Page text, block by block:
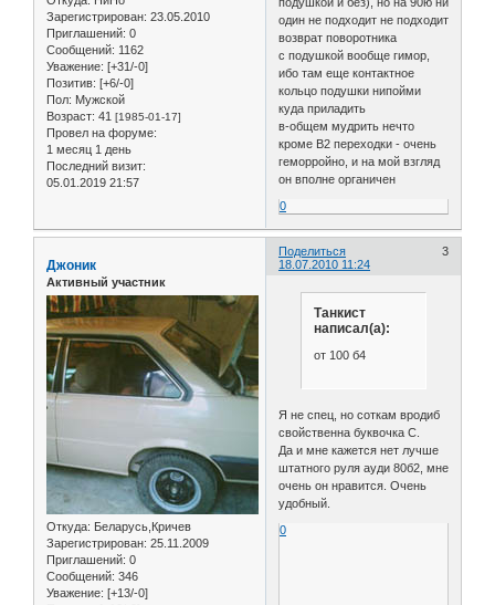
Зарегистрирован: 23.05.2010
Приглашений: 0
Сообщений: 1162
Уважение: [+31/-0]
Позитив: [+6/-0]
Пол: Мужской
Возраст: 41 [1985-01-17]
Провел на форуме:
1 месяц 1 день
Последний визит:
05.01.2019 21:57
один не подходит не подходит
возврат поворотника
с подушкой вообще гимор,
ибо там еще контактное
кольцо подушки нипойми
куда приладить
в-общем мудрить нечто
кроме В2 переходки - очень
геморройно, и на мой взгляд
он вполне органичен
0
Поделиться
3
18.07.2010 11:24
Джоник
Активный участник
Откуда: Беларусь,Кричев
Зарегистрирован: 25.11.2009
Приглашений: 0
Сообщений: 346
Уважение: [+13/-0]
Танкист
написал(а):
от 100 б4
Я не спец, но соткам вродиб
свойственна буквочка С.
Да и мне кажется нет лучше
штатного руля ауди 80б2, мне
очень он нравится. Очень
удобный.
0